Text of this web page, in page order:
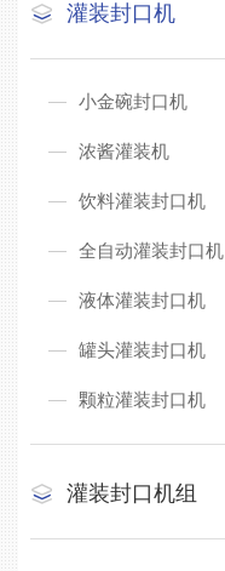
灌装封口机
小金碗封口机
浓酱灌装机
饮料灌装封口机
全自动灌装封口机
液体灌装封口机
罐头灌装封口机
颗粒灌装封口机
灌装封口机组